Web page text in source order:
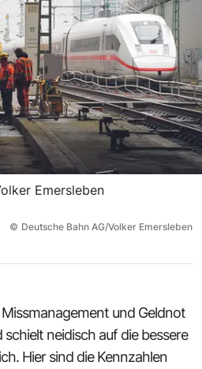
Emersleben
© Deutsche Bahn AG/Volker Emersleben
und Geldnot
neidisch auf die bessere
Hier sind die Kennzahlen